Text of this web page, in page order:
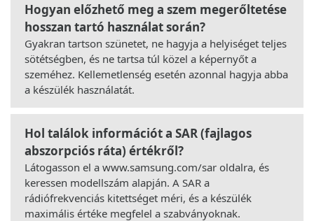
Hogyan előzhető meg a szem megerőltetése
hosszan tartó használat során?
Gyakran tartson szünetet, ne hagyja a helyiséget teljes
sötétségben, és ne tartsa túl közel a képernyőt a
szeméhez. Kellemetlenség esetén azonnal hagyja abba
a készülék használatát.
Hol találok információt a SAR (fajlagos
abszorpciós ráta) értékről?
Látogasson el a www.samsung.com/sar oldalra, és
keressen modellszám alapján. A SAR a
rádiófrekvenciás kitettséget méri, és a készülék
maximális értéke megfelel a szabványoknak.